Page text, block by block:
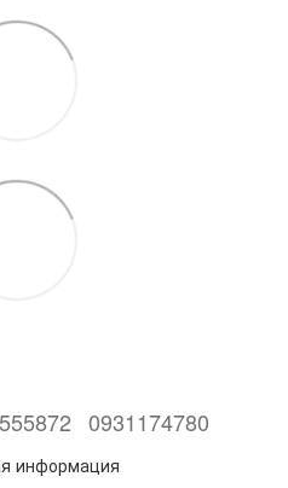
0931174780
информация